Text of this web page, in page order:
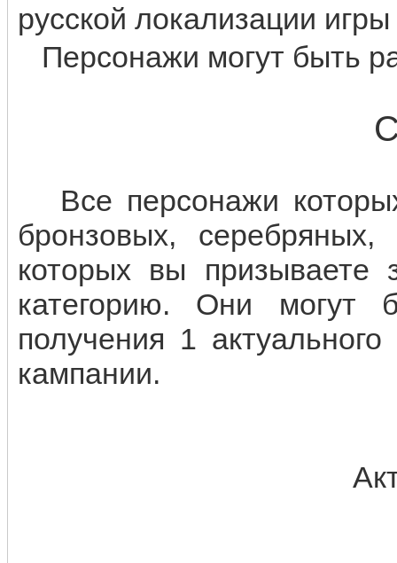
русской локализации
Персонажи могут быть
Все персонажи
бронзовых,
которых вы
категорию. Они могут
получения 1
кампании.